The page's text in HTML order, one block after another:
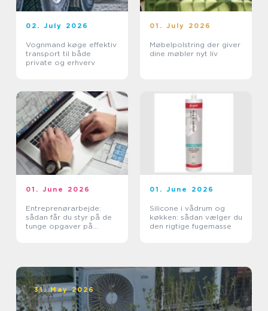
02. July 2026
Vognmand køge effektiv
transport til både
private og erhverv
01. July 2026
Møbelpolstring der giver
dine møbler nyt liv
01. June 2026
Entreprenørarbejde:
sådan får du styr på de
tunge opgaver på
01. June 2026
Silicone i vådrum og
køkken: sådan vælger du
den rigtige fugemasse
31. May 2026